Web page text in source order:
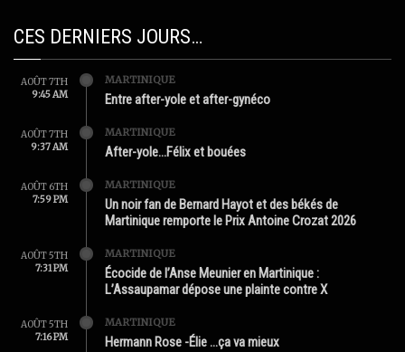
CES DERNIERS JOURS…
AOÛT 7TH
9:45 AM
MARTINIQUE
Entre after-yole et after-gynéco
AOÛT 7TH
9:37 AM
MARTINIQUE
After-yole…Félix et bouées
AOÛT 6TH
7:59 PM
MARTINIQUE
Un noir fan de Bernard Hayot et des békés de
Martinique remporte le Prix Antoine Crozat 2026
AOÛT 5TH
7:31 PM
MARTINIQUE
Écocide de l’Anse Meunier en Martinique :
L’Assaupamar dépose une plainte contre X
AOÛT 5TH
7:16 PM
MARTINIQUE
Hermann Rose -Élie …ça va mieux